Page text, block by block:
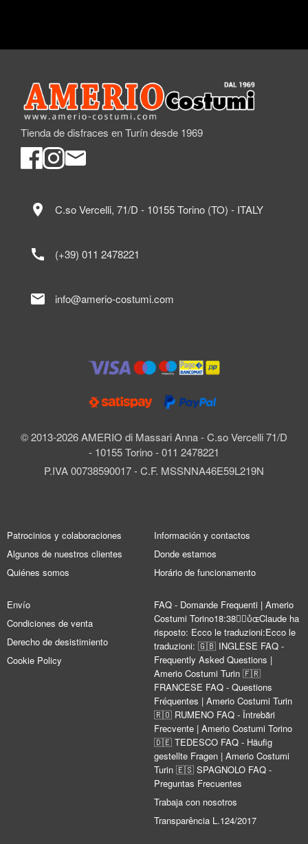
Tienda de disfraces en Turín desde 1969
© 2013-2026 AMERIO di Massari Anna - C.so Vercelli 71/D
- 10155 Torino - 011 2478221
P.IVA 00738590017 - C.F. MSSNNA46E59L219N
location_on C.so Vercelli, 71/D - 10155 Torino (TO) - ITALY
call (+39) 011 2478221
mail info@amerio-costumi.com
Patrocinios y colaboraciones
Algunos de nuestros clientes
Quiénes somos
Información y contactos
Donde estamos
Horário de funcionamento
Envío
Condiciones de venta
Derecho de desistimiento
Cookie Policy
FAQ - Domande Frequenti | Amerio
Costumi Torino18:38Claude ha
risposto: Ecco le traduzioni:Ecco le
traduzioni: 🇬🇧 INGLESE FAQ -
Frequently Asked Questions |
Amerio Costumi Turin 🇫🇷
FRANCESE FAQ - Questions
Fréquentes | Amerio Costumi Turin
🇷🇴 RUMENO FAQ - Întrebări
Frecvente | Amerio Costumi Torino
🇩🇪 TEDESCO FAQ - Häufig
gestellte Fragen | Amerio Costumi
Turin 🇪🇸 SPAGNOLO FAQ -
Preguntas Frecuentes
Trabaja con nosotros
Transparência L.124/2017